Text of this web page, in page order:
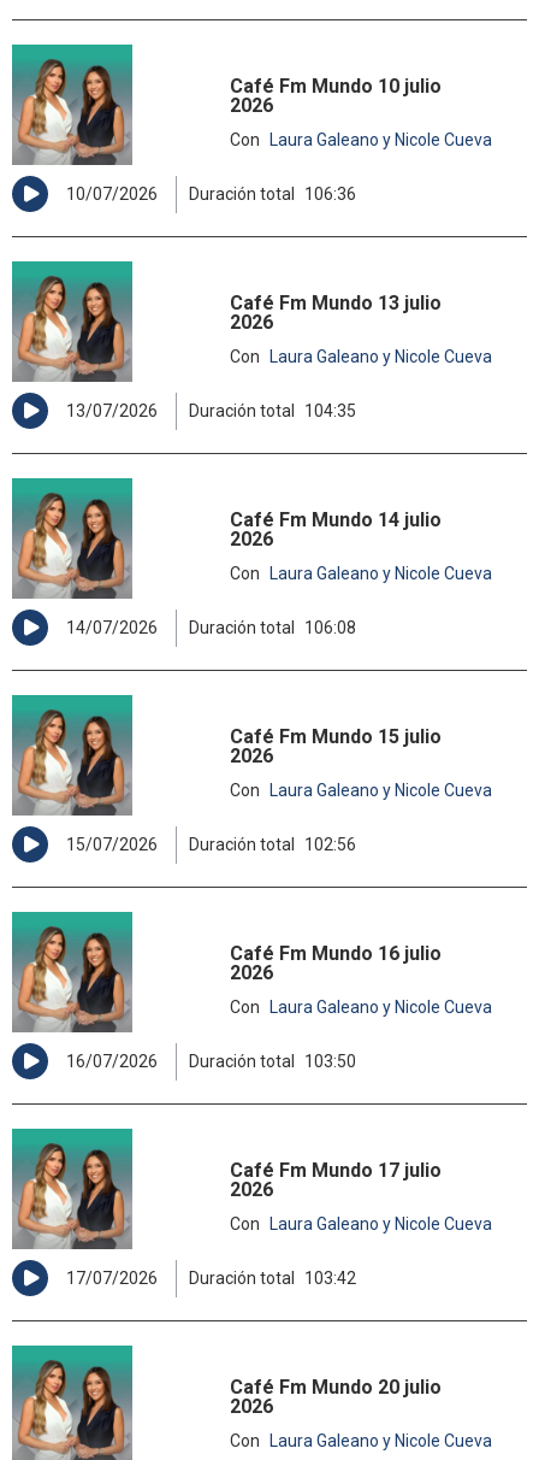
Café Fm Mundo 10 julio
2026
Con Laura Galeano y Nicole Cueva
10/07/2026 Duración total 106:36
Café Fm Mundo 13 julio
2026
Con Laura Galeano y Nicole Cueva
13/07/2026 Duración total 104:35
Café Fm Mundo 14 julio
2026
Con Laura Galeano y Nicole Cueva
14/07/2026 Duración total 106:08
Café Fm Mundo 15 julio
2026
Con Laura Galeano y Nicole Cueva
15/07/2026 Duración total 102:56
Café Fm Mundo 16 julio
2026
Con Laura Galeano y Nicole Cueva
16/07/2026 Duración total 103:50
Café Fm Mundo 17 julio
2026
Con Laura Galeano y Nicole Cueva
17/07/2026 Duración total 103:42
Café Fm Mundo 20 julio
2026
Con Laura Galeano y Nicole Cueva